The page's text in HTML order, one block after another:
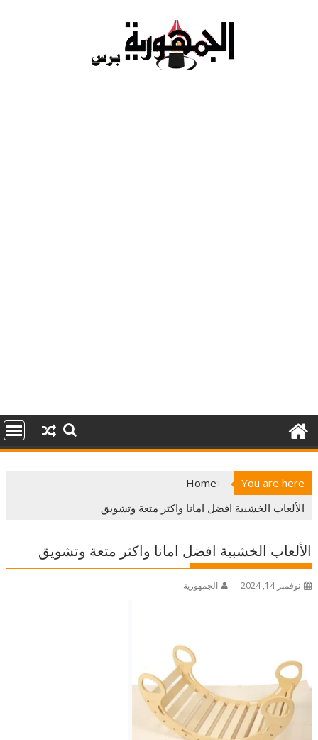
You are here
Home
الألعاب الخشبية افضل امانا واكثر متعة وتشويق
الألعاب الخشبية افضل امانا واكثر متعة وتشويق
نوفمبر 14, 2024 الجمهورية